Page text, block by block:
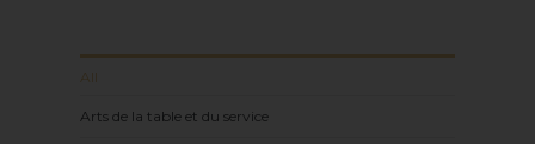
All
Arts de la table et du service